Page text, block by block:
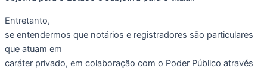
Entretanto,
se entendermos que notários e registradores são particulares
que atuam em
caráter privado, em colaboração com o Poder Público através